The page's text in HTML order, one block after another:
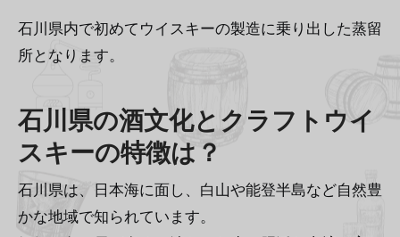
石川県内で初めてウイスキーの製造に乗り出した蒸留
所となります。
石川県の酒文化とクラフトウイ
スキーの特徴は？
石川県は、日本海に面し、白山や能登半島など自然豊
かな地域で知られています。